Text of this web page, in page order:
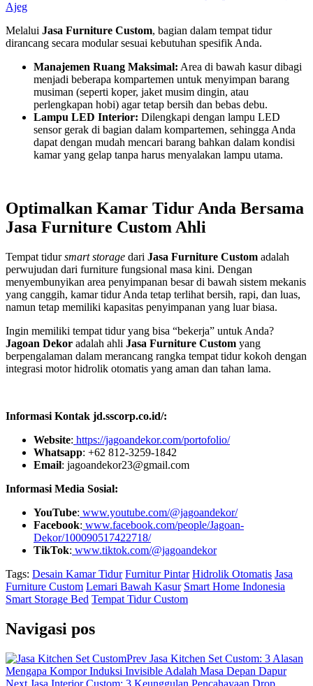
Melalui Jasa Furniture Custom, bagian dalam tempat tidur
dirancang secara modular sesuai kebutuhan spesifik Anda.
Manajemen Ruang Maksimal: Area di bawah kasur dibagi
menjadi beberapa kompartemen untuk menyimpan barang
musiman (seperti koper, jaket musim dingin, atau
perlengkapan hobi) agar tetap bersih dan bebas debu.
Lampu LED Interior: Dilengkapi dengan lampu LED
sensor gerak di bagian dalam kompartemen, sehingga Anda
dapat dengan mudah mencari barang bahkan dalam kondisi
kamar yang gelap tanpa harus menyalakan lampu utama.
Optimalkan Kamar Tidur Anda Bersama
Jasa Furniture Custom Ahli
Tempat tidursmart storage dari Jasa Furniture Custom adalah
perwujudan dari furniture fungsional masa kini. Dengan
menyembunyikan area penyimpanan besar di bawah sistem mekanis
yang canggih, kamar tidur Anda tetap terlihat bersih, rapi, dan luas,
namun tetap memiliki kapasitas penyimpanan yang luar biasa.
Ingin memiliki tempat tidur yang bisa “bekerja” untuk Anda?
Jagoan Dekor adalah ahli Jasa Furniture Custom yang
berpengalaman dalam merancang rangka tempat tidur kokoh dengan
integrasi motor hidrolik otomatis yang aman dan tahan lama.
Informasi Kontak jd.sscorp.co.id/:
Website: https://jagoandekor.com/portofolio/
Whatsapp: +62 812-3259-1842
Email: jagoandekor23@gmail.com
Informasi Media Sosial:
YouTube: www.youtube.com/@jagoandekor/
Facebook: www.facebook.com/people/Jagoan-
Dekor/100090517422718/
TikTok: www.tiktok.com/@jagoandekor
Tags: Desain Kamar Tidur Furnitur Pintar Hidrolik Otomatis Jasa
Furniture Custom Lemari Bawah Kasur Smart Home Indonesia
Smart Storage Bed Tempat Tidur Custom
Navigasi pos
Prev Jasa Kitchen Set Custom: 3 Alasan
Mengapa Kompor Induksi Invisible Adalah Masa Depan Dapur
Next Jasa Interior Custom: 3 Keunggulan Pencahayaan Drop